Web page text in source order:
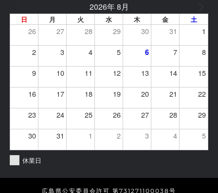
2026年 8月
日 月 火 水 木 金 土
26 27 28 29 30 31 1
2 3 4 5 6 7 8
9 10 11 12 13 14 15
16 17 18 19 20 21 22
23 24 25 26 27 28 29
30 31 1 2 3 4 5
休業日
広島県公安委員会許可 第731271100038号